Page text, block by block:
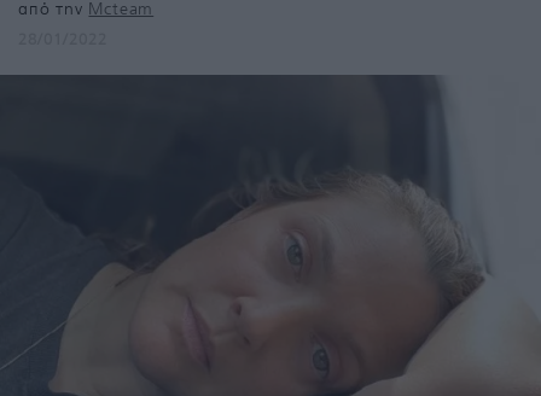
από την Mcteam